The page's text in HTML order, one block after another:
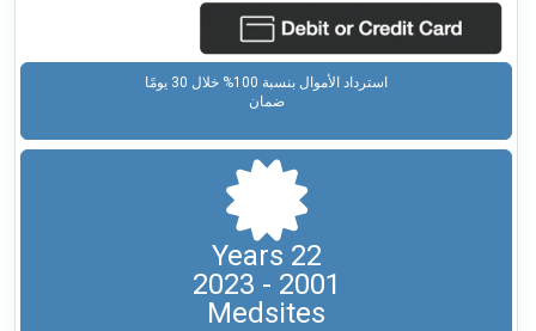
استرداد الأموال بنسبة 100% خلال 30 يومًا
ضمان
22 Years
2001 - 2023
Medsites